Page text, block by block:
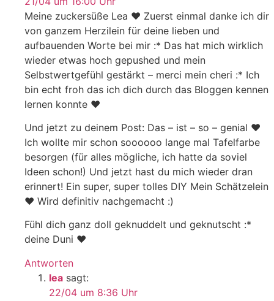
Meine zuckersüße Lea ♥ Zuerst einmal danke ich dir
von ganzem Herzilein für deine lieben und
aufbauenden Worte bei mir :* Das hat mich wirklich
wieder etwas hoch gepushed und mein
Selbstwertgefühl gestärkt – merci mein cheri :* Ich
bin echt froh das ich dich durch das Bloggen kennen
lernen konnte ♥
Und jetzt zu deinem Post: Das – ist – so – genial ♥
Ich wollte mir schon soooooo lange mal Tafelfarbe
besorgen (für alles mögliche, ich hatte da soviel
Ideen schon!) Und jetzt hast du mich wieder dran
erinnert! Ein super, super tolles DIY Mein Schätzelein
♥ Wird definitiv nachgemacht :)
Fühl dich ganz doll geknuddelt und geknutscht :*
deine Duni ♥
Antworten
lea sagt:
22/04 um 8:36 Uhr